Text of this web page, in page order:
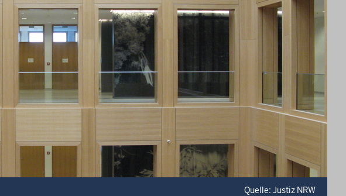
Quelle: Justiz NRW